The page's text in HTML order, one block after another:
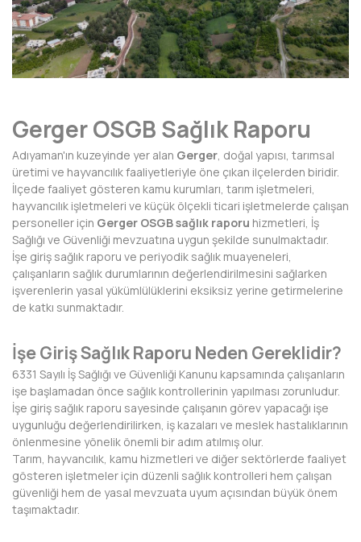
AĞRI
AKSARAY
ANTALYA
ARDAHAN
ARTVİN
AYDIN
BALIKESİR
BARTIN
BAYBURT
BİLECİK
BİNGÖL
BİTLİS
BOLU
Gerger OSGB Sağlık Raporu
Adıyaman'ın kuzeyinde yer alan Gerger , doğal yapısı, tarımsal
üretimi ve hayvancılık faaliyetleriyle öne çıkan ilçelerden biridir.
İlçede faaliyet gösteren kamu kurumları, tarım işletmeleri,
hayvancılık işletmeleri ve küçük ölçekli ticari işletmelerde çalışan
personeller için Gerger OSGB sağlık raporu hizmetleri, İş
Sağlığı ve Güvenliği mevzuatına uygun şekilde sunulmaktadır.
İşe giriş sağlık raporu ve periyodik sağlık muayeneleri,
çalışanların sağlık durumlarının değerlendirilmesini sağlarken
işverenlerin yasal yükümlülüklerini eksiksiz yerine getirmelerine
de katkı sunmaktadır.
İşe Giriş Sağlık Raporu Neden Gereklidir?
6331 Sayılı İş Sağlığı ve Güvenliği Kanunu kapsamında çalışanların
işe başlamadan önce sağlık kontrollerinin yapılması zorunludur.
İşe giriş sağlık raporu sayesinde çalışanın görev yapacağı işe
uygunluğu değerlendirilirken, iş kazaları ve meslek hastalıklarının
önlenmesine yönelik önemli bir adım atılmış olur.
Tarım, hayvancılık, kamu hizmetleri ve diğer sektörlerde faaliyet
gösteren işletmeler için düzenli sağlık kontrolleri hem çalışan
güvenliği hem de yasal mevzuata uyum açısından büyük önem
taşımaktadır.